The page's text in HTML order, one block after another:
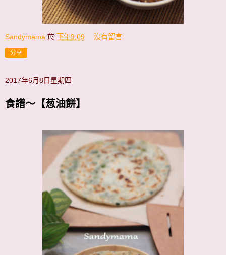
Sandymama 於 下午9:09 沒有留言:
分享
2017年6月8日星期四
食譜～【葱油餅】